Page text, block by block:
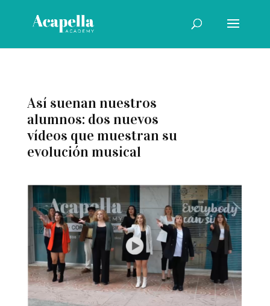
Así suenan nuestros
alumnos: dos nuevos
vídeos que muestran su
evolución musical